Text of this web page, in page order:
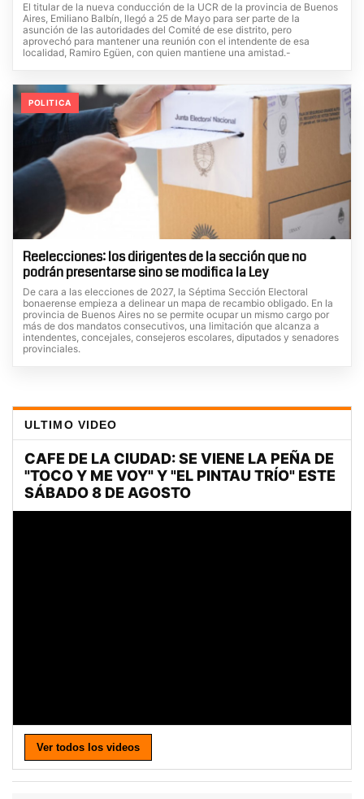
El titular de la nueva conducción de la UCR de la provincia de Buenos
Aires, Emiliano Balbín, llegó a 25 de Mayo para ser parte de la
asunción de las autoridades del Comité de ese distrito, pero
aprovechó para mantener una reunión con el intendente de esa
localidad, Ramiro Egüen, con quien mantiene una amistad.-
POLITICA
Reelecciones: los dirigentes de la sección que no
podrán presentarse sino se modifica la Ley
De cara a las elecciones de 2027, la Séptima Sección Electoral
bonaerense empieza a delinear un mapa de recambio obligado. En la
provincia de Buenos Aires no se permite ocupar un mismo cargo por
más de dos mandatos consecutivos, una limitación que alcanza a
intendentes, concejales, consejeros escolares, diputados y senadores
provinciales.
ULTIMO VIDEO
Ver todos los videos